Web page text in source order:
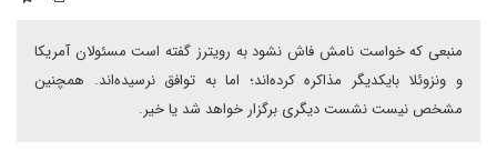
منبعی که خواست نامش فاش نشود به رویترز گفته است مسئولان آمریکا
و ونزوئلا بایکدیگر مذاکره کرده‌اند؛ اما به توافق نرسیده‌اند. همچنین
مشخص نیست نشست دیگری برگزار خواهد شد یا خیر.